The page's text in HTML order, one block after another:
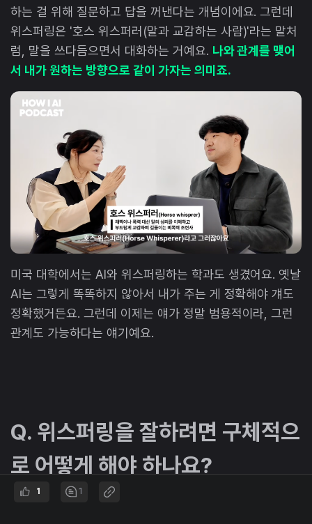
하는 걸 위해 질문하고 답을 꺼낸다는 개념이에요. 그런데
위스퍼링은 '호스 위스퍼러(말과 교감하는 사람)'라는 말처
럼, 말을 쓰다듬으면서 대화하는 거예요. 나와 관계를 맺어
서 내가 원하는 방향으로 같이 가자는 의미죠.
미국 대학에서는 AI와 위스퍼링하는 학과도 생겼어요. 옛날
AI는 그렇게 똑똑하지 않아서 내가 주는 게 정확해야 걔도
정확했거든요. 그런데 이제는 얘가 정말 범용적이라, 그런
관계도 가능하다는 얘기예요.
Q. 위스퍼링을 잘하려면 구체적으
로 어떻게 해야 하나요?
작게 위스퍼링을 계속해 나가면 돼요.
1 1